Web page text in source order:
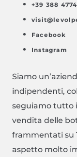
+39 388
Facebook
Instagram
Siamo
indipendenti,
seguiamo tutto
vendita delle
frammentati su
aspetto molto